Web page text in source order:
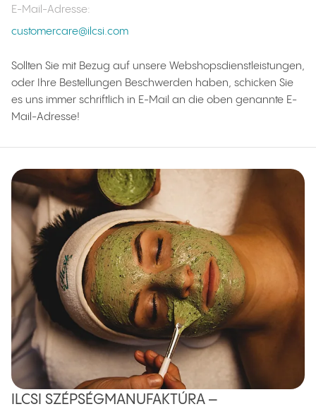
E-Mail-Adresse:
customercare@ilcsi.com
Sollten Sie mit Bezug auf unsere Webshopsdienstleistungen,
oder Ihre Bestellungen Beschwerden haben, schicken Sie
es uns immer schriftlich in E-Mail an die oben genannte E-
Mail-Adresse!
ILCSI SZÉPSÉGMANUFAKTÚRA –